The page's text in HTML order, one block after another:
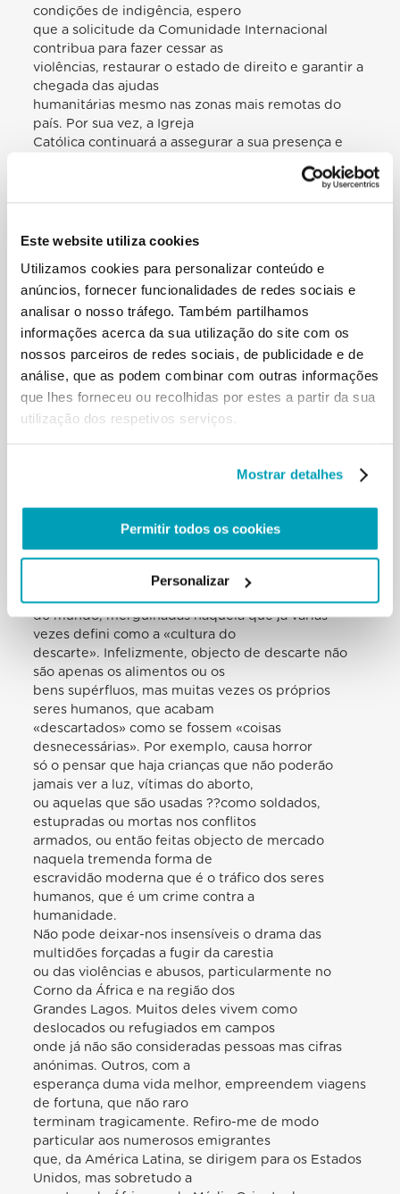
Este website utiliza cookies
Utilizamos cookies para personalizar conteúdo e
anúncios, fornecer funcionalidades de redes sociais e
analisar o nosso tráfego. Também partilhamos
informações acerca da sua utilização do site com os
nossos parceiros de redes sociais, de publicidade e de
análise, que as podem combinar com outras informações
que lhes forneceu ou recolhidas por estes a partir da sua
utilização dos respetivos serviços.
Mostrar detalhes
Permitir todos os cookies
Personalizar
condições de indigência, espero
que a solicitude da Comunidade Internacional
contribua para fazer cessar as
violências, restaurar o estado de direito e garantir a
chegada das ajudas
humanitárias mesmo nas zonas mais remotas do
país. Por sua vez, a Igreja
Católica continuará a assegurar a sua presença e
generosamente por fornecer toda a ajuda possível
entre todas as componentes da
prioridades fundamentais também
noutras partes do continente africano. Refiro-me
particularmente ao Mali, onde já
se nota positivamente a restauração das estruturas
democráticas do país, e
instabilidade política do último
período já provocou numerosos mortos e uma nova
emergência humanitária. […]
negação da dignidade humana e,
alimentar de forma suficiente. Não
quantos padecem fome, sobretudo das
crianças, se pensarmos quanta comida é
do mundo, mergulhadas naquela que já várias
vezes defini como a «cultura do
descarte». Infelizmente, objecto de descarte não
são apenas os alimentos ou os
bens supérfluos, mas muitas vezes os próprios
seres humanos, que acabam
«descartados» como se fossem «coisas
desnecessárias». Por exemplo, causa horror
só o pensar que haja crianças que não poderão
jamais ver a luz, vítimas do aborto,
ou aquelas que são usadas ??como soldados,
estupradas ou mortas nos conflitos
armados, ou então feitas objecto de mercado
naquela tremenda forma de
escravidão moderna que é o tráfico dos seres
humanos, que é um crime contra a
humanidade.
Não pode deixar-nos insensíveis o drama das
multidões forçadas a fugir da carestia
ou das violências e abusos, particularmente no
Corno da África e na região dos
Grandes Lagos. Muitos deles vivem como
deslocados ou refugiados em campos
onde já não são consideradas pessoas mas cifras
anónimas. Outros, com a
esperança duma vida melhor, empreendem viagens
de fortuna, que não raro
terminam tragicamente. Refiro-me de modo
particular aos numerosos emigrantes
que, da América Latina, se dirigem para os Estados
Unidos, mas sobretudo a